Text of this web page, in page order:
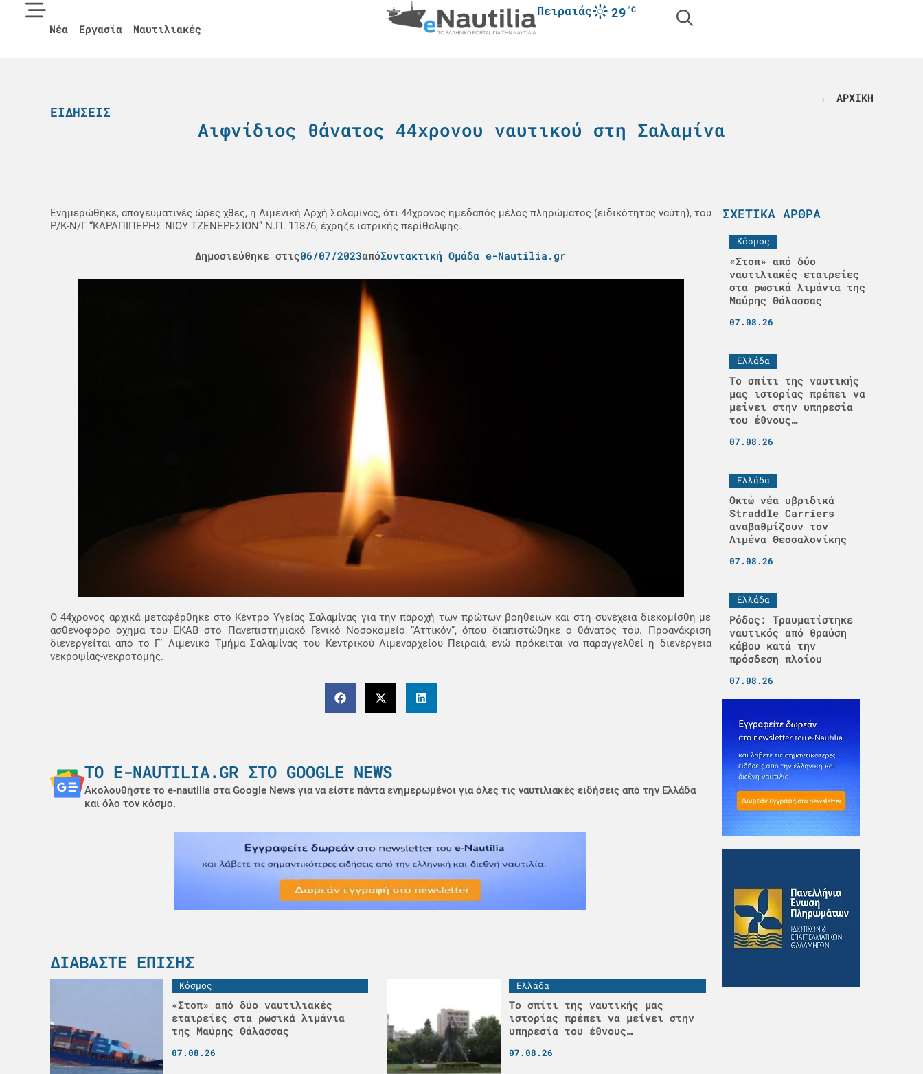
Νέα Εργασία Ναυτιλιακές
Πειραιάς 29°C
← ΑΡΧΙΚΗ
ΕΙΔΉΣΕΙΣ
Αιφνίδιος θάνατος 44χρονου ναυτικού στη Σαλαμίνα
Ενημερώθηκε, απογευματινές ώρες χθες, η Λιμενική Αρχή Σαλαμίνας, ότι 44χρονος ημεδαπός μέλος πληρώματος (ειδικότητας ναύτη), του
Ρ/Κ-Ν/Γ “ΚΑΡΑΠΙΠΕΡΗΣ ΝΙΟΥ ΤΖΕΝΕΡΕΣΙΟΝ” Ν.Π. 11876, έχρηζε ιατρικής περίθαλψης.
Δημοσιεύθηκε στις06/07/2023απόΣυντακτική Ομάδα e-Nautilia.gr
Ο 44χρονος αρχικά μεταφέρθηκε στο Κέντρο Υγείας Σαλαμίνας για την παροχή των πρώτων βοηθειών και στη συνέχεια διεκομίσθη με
ασθενοφόρο όχημα του ΕΚΑΒ στο Πανεπιστημιακό Γενικό Νοσοκομείο “Αττικόν”, όπου διαπιστώθηκε ο θάνατός του. Προανάκριση
διενεργείται από το Γ΄ Λιμενικό Τμήμα Σαλαμίνας του Κεντρικού Λιμεναρχείου Πειραιά, ενώ πρόκειται να παραγγελθεί η διενέργεια
νεκροψίας-νεκροτομής.
ΤΟ E-NAUTILIA.GR ΣΤΟ GOOGLE NEWS
Ακολουθήστε το e-nautilia στα Google News για να είστε πάντα ενημερωμένοι για όλες τις ναυτιλιακές ειδήσεις από την Ελλάδα
και όλο τον κόσμο.
ΔΙΑΒΆΣΤΕ ΕΠΊΣΗΣ
Κόσμος
«Στοπ» από δύο ναυτιλιακές
εταιρείες στα ρωσικά λιμάνια
της Μαύρης Θάλασσας
07.08.26
Ελλάδα
Το σπίτι της ναυτικής μας
ιστορίας πρέπει να μείνει στην
υπηρεσία του έθνους…
07.08.26
ΣΧΕΤΙΚΆ ΆΡΘΡΑ
Κόσμος
«Στοπ» από δύο
ναυτιλιακές εταιρείες
στα ρωσικά λιμάνια της
Μαύρης Θάλασσας
07.08.26
Ελλάδα
Το σπίτι της ναυτικής
μας ιστορίας πρέπει να
μείνει στην υπηρεσία
του έθνους…
07.08.26
Ελλάδα
Οκτώ νέα υβριδικά
Straddle Carriers
αναβαθμίζουν τον
Λιμένα Θεσσαλονίκης
07.08.26
Ελλάδα
Ρόδος: Τραυματίστηκε
ναυτικός από θραύση
κάβου κατά την
πρόσδεση πλοίου
07.08.26